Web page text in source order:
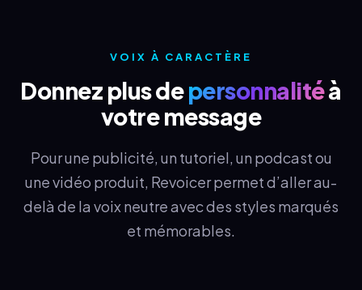
VOIX À CARACTÈRE
Donnez plus depersonnalitéà
votre message
Pour une publicité, un tutoriel, un podcast ou
une vidéo produit, Revoicer permet d’aller au-
delà de la voix neutre avec des styles marqués
et mémorables.